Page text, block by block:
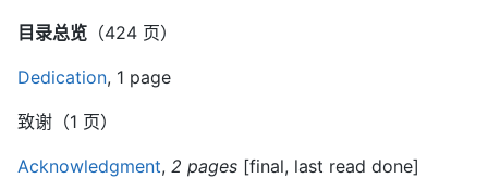
目录总览 （424 页）
Dedication, 1 page
致谢（1 页）
Acknowledgment, 2 pages [final, last read done]